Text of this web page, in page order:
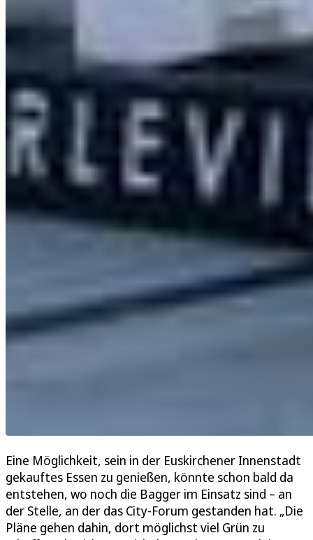
Eine Möglichkeit, sein in der Euskirchener Innenstadt
gekauftes Essen zu genießen, könnte schon bald da
entstehen, wo noch die Bagger im Einsatz sind – an
der Stelle, an der das City-Forum gestanden hat. „Die
Pläne gehen dahin, dort möglichst viel Grün zu